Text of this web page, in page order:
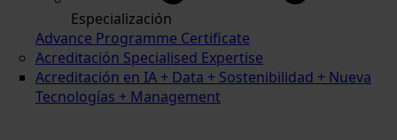
Especialización
Advance Programme Certificate
Acreditación Specialised Expertise
Acreditación en IA + Data + Sostenibilidad + Nueva
Tecnologías + Management